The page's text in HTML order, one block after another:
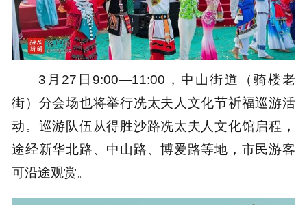
3月27日9:00—11:00，中山街道（骑楼老
街）分会场也将举行冼太夫人文化节祈福巡游活
动。巡游队伍从得胜沙路冼太夫人文化馆启程，
途经新华北路、中山路、博爱路等地，市民游客
可沿途观赏。